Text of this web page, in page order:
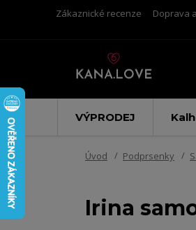
Zákaznické recenze Doprava
VÝPRODEJ
Úvod Podprsenky
Irina